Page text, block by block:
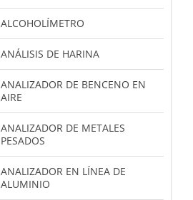
ALCOHOLÍMETRO
ANÁLISIS DE HARINA
ANALIZADOR DE BENCENO EN
AIRE
ANALIZADOR DE METALES
PESADOS
ANALIZADOR EN LÍNEA DE
ALUMINIO